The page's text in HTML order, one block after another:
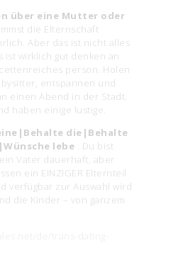
über eine Mutter oder
die Elternschaft
Aber das ist nicht alles
ist wirklich gut denken an
person. Holen
entspannen und
einen Abend in der Stadt.
haben einige lustige.
die|Behalte
lebe . Du bist
Vater dauerhaft, aber
ein EINZIGER Elternteil
verfügbar zur Auswahl wird
die Kinder – von ganzem